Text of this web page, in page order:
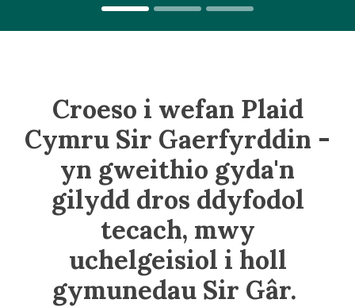
Croeso i wefan Plaid
Cymru Sir Gaerfyrddin -
yn gweithio gyda'n
gilydd dros ddyfodol
tecach, mwy
uchelgeisiol i holl
gymunedau Sir Gâr.